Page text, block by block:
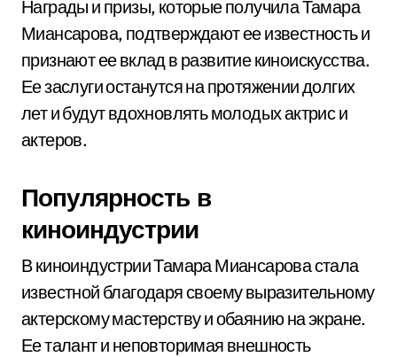
Награды и призы, которые получила Тамара
Миансарова, подтверждают ее известность и
признают ее вклад в развитие киноискусства.
Ее заслуги останутся на протяжении долгих
лет и будут вдохновлять молодых актрис и
актеров.
Популярность в
киноиндустрии
В киноиндустрии Тамара Миансарова стала
известной благодаря своему выразительному
актерскому мастерству и обаянию на экране.
Ее талант и неповторимая внешность